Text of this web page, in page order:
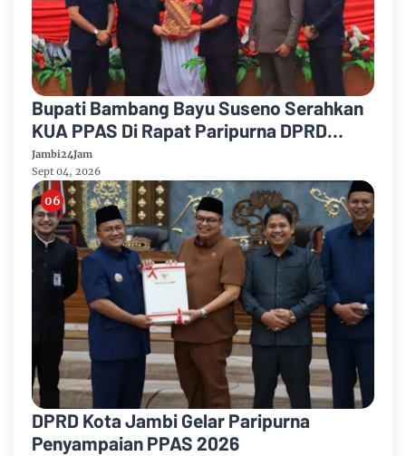
Bupati Bambang Bayu Suseno Serahkan
KUA PPAS Di Rapat Paripurna DPRD
Muarojambi
Jambi24Jam
Sept 04, 2026
DPRD Kota Jambi Gelar Paripurna
Penyampaian PPAS 2026